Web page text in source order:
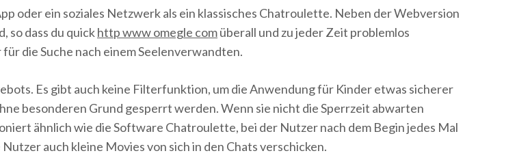
oder ein soziales Netzwerk als ein klassisches Chatroulette. Neben der Webversion
so dass du quickhttp www omegle comüberall und zu jeder Zeit problemlos
die Suche nach einem Seelenverwandten.
Es gibt auch keine Filterfunktion, um die Anwendung für Kinder etwas sicherer
besonderen Grund gesperrt werden. Wenn sie nicht die Sperrzeit abwarten
ähnlich wie die Software Chatroulette, bei der Nutzer nach dem Begin jedes Mal
auch kleine Movies von sich in den Chats verschicken.